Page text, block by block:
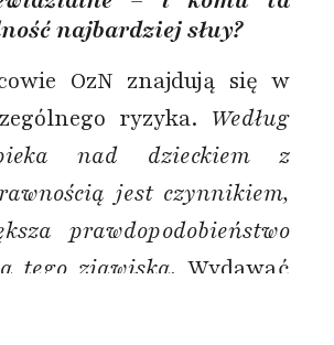
najbardziej służy?
OzN znajdują się w
ryzyka. Według
nad dzieckiem z
jest czynnikiem,
prawdopodobieństwo
tego zjawiska. Wydawać